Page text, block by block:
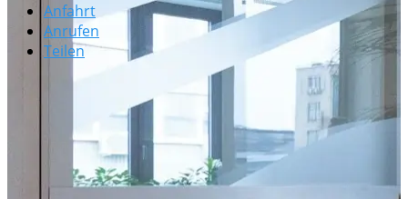
Anfahrt
Anrufen
Teilen